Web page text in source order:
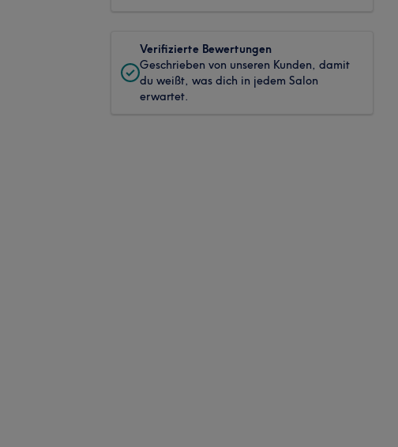
Verifizierte Bewertungen
Geschrieben von unseren Kunden, damit
du weißt, was dich in jedem Salon
erwartet.